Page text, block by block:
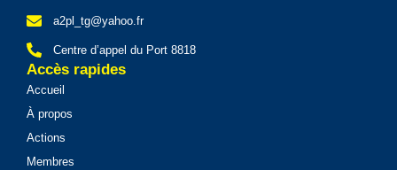
a2pl_tg@yahoo.fr
Centre d’appel du Port 8818
Accès rapides
Accueil
À propos
Actions
Membres